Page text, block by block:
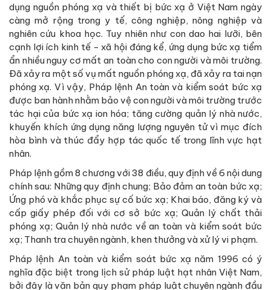
dụng nguồn phóng xạ và thiết bị bức xạ ở Việt Nam ngày
càng mở rộng trong y tế, công nghiệp, nông nghiệp và
nghiên cứu khoa học. Tuy nhiên như con dao hai lưỡi, bên
cạnh lợi ích kinh tế - xã hội đáng kể, ứng dụng bức xạ tiểm
ẩn nhiều nguy cơ mất an toàn cho con người và môi trường.
Đã xảy ra một số vụ mất nguồn phóng xạ, đã xảy ra tai nạn
phóng xạ. Vì vậy, Pháp lệnh An toàn và kiểm soát bức xạ
được ban hành nhằm bảo vệ con người và môi trường trước
tác hại của bức xạ ion hóa; tăng cường quản lý nhà nước,
khuyến khích ứng dụng năng lượng nguyên tử vì mục đích
hòa bình và thúc đẩy hợp tác quốc tế trong lĩnh vực hạt
nhân.
Pháp lệnh gồm 8 chương với 38 điều, quy định về 6 nội dung
chính sau: Những quy định chung; Bảo đảm an toàn bức xạ;
Ứng phó và khắc phục sự cố bức xạ; Khai báo, đăng ký và
cấp giấy phép đối với cơ sở bức xạ; Quản lý chất thải
phóng xạ; Quản lý nhà nước về an toàn và kiểm soát bức
xạ; Thanh tra chuyên ngành, khen thưởng và xử lý vi phạm.
Pháp lệnh An toàn và kiểm soát bức xạ năm 1996 có ý
nghĩa đặc biệt trong lịch sử pháp luật hạt nhân Việt Nam,
bởi đây là văn bản quy phạm pháp luật chuyên ngành đầu